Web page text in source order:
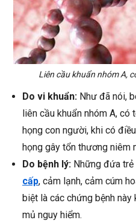
Liên cầu khuẩn nhóm A,
Do vi khuẩn: Như đã nói,
liên cầu khuẩn nhóm A,
họng con người, khi có
họng gây tổn thương niêm
Do bệnh lý: Những đứa
cấp, cảm lạnh, cảm cúm
biệt là các chứng bệnh
mủ nguy hiểm.